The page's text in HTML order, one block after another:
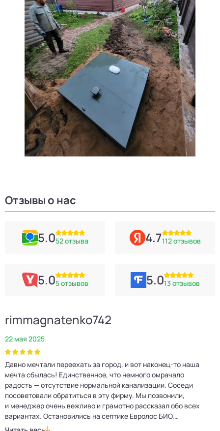
Отзывы о нас
5.052 отзыва 4.7112 отзывов
5.05 отзывов 5.013 отзывов
rimmagnatenko742
22 мая 2025
Давно мечтали переехать за город, и вот наконец‑то наша
мечта сбылась! Единственное, что немного омрачало
радость — отсутствие нормальной канализации. Соседи
посоветовали обратиться в эту фирму. Мы позвонили,
и менеджер очень вежливо и грамотно рассказал обо всех
вариантах. Остановились на септике Евролос БИО.
Монтажники приехали вовремя, установили всё быстро